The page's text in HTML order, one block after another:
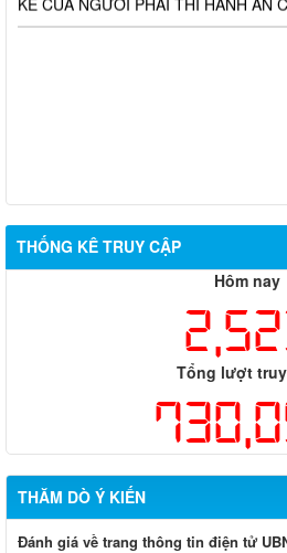
THỐNG KÊ TRUY CẬP
Hôm nay
Tổng lượt
THĂM DÒ Ý KIẾN
Đánh giá về trang thông tin điện tử